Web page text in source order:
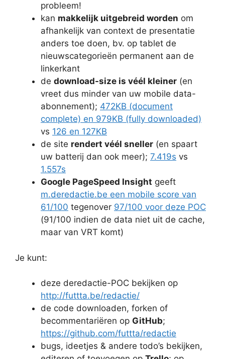
probleem!
kan makkelijk uitgebreid worden om
afhankelijk van context de presentatie
anders toe doen, bv. op tablet de
nieuwscategorieën permanent aan de
linkerkant
de download-size is véél kleiner (en
vreet dus minder van uw mobile data-
abonnement); 472KB (document
complete) en 979KB (fully downloaded)
vs 126 en 127KB
de site rendert véél sneller (en spaart
uw batterij dan ook meer); 7.419s vs
1.557s
Google PageSpeed Insight geeft
m.deredactie.be een mobile score van
61/100 tegenover 97/100 voor deze POC
(91/100 indien de data niet uit de cache,
maar van VRT komt)
Je kunt:
deze deredactie-POC bekijken op
http://futtta.be/redactie/
de code downloaden, forken of
becommentariëren op GitHub;
https://github.com/futtta/redactie
bugs, ideetjes & andere todo’s bekijken,